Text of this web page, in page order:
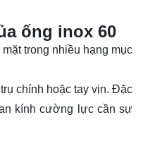
ống inox 60
trong nhiều hạng mục
chính hoặc tay vịn. Đặc
kính cường lực cần sự